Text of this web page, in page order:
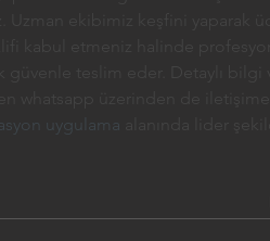
uygulama